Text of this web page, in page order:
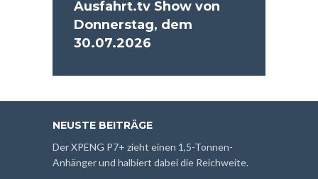
Ausfahrt.tv Show von
Donnerstag, dem
30.07.2026
NEUSTE BEITRÄGE
Der XPENG P7+ zieht einen 1,5-Tonnen-
Anhänger und halbiert dabei die Reichweite.